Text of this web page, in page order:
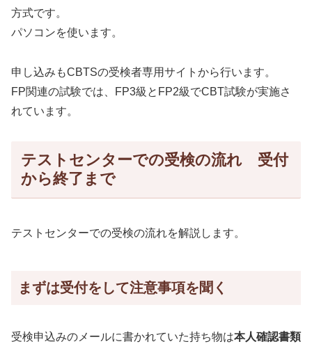
方式です。
パソコンを使います。
申し込みもCBTSの受検者専用サイトから行います。
FP関連の試験では、FP3級とFP2級でCBT試験が実施さ
れています。
テストセンターでの受検の流れ 受付
から終了まで
テストセンターでの受検の流れを解説します。
まずは受付をして注意事項を聞く
受検申込みのメールに書かれていた持ち物は本人確認書類